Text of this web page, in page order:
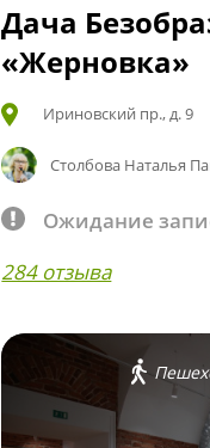
Дача
«Жерновка»
Ириновский пр., д. 9
Столбова Наталья
Ожидание
284 отзыва